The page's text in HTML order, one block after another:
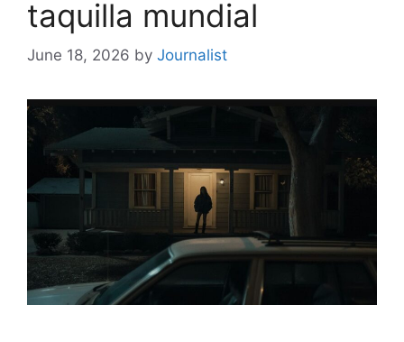
taquilla mundial
June 18, 2026 by Journalist